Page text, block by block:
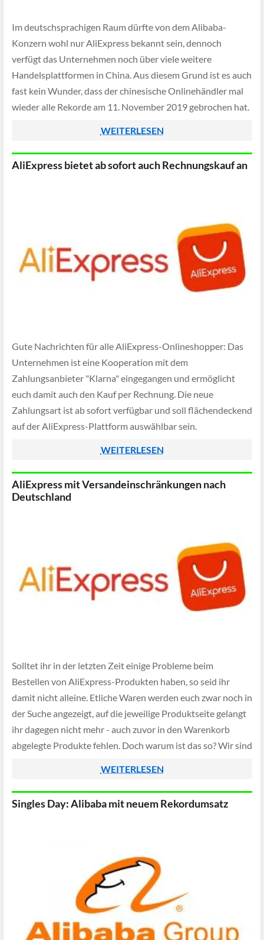
Im deutschsprachigen Raum dürfte von dem Alibaba-
Konzern wohl nur AliExpress bekannt sein, dennoch
verfügt das Unternehmen noch über viele weitere
Handelsplattformen in China. Aus diesem Grund ist es auch
fast kein Wunder, dass der chinesische Onlinehändler mal
wieder alle Rekorde am 11. November 2019 gebrochen hat.
WEITERLESEN
AliExpress bietet ab sofort auch Rechnungskauf an
Gute Nachrichten für alle AliExpress-Onlineshopper: Das
Unternehmen ist eine Kooperation mit dem
Zahlungsanbieter "Klarna" eingegangen und ermöglicht
euch damit auch den Kauf per Rechnung. Die neue
Zahlungsart ist ab sofort verfügbar und soll flächendeckend
auf der AliExpress-Plattform auswählbar sein.
WEITERLESEN
AliExpress mit Versandeinschränkungen nach
Deutschland
Solltet ihr in der letzten Zeit einige Probleme beim
Bestellen von AliExpress-Produkten haben, so seid ihr
damit nicht alleine. Etliche Waren werden euch zwar noch in
der Suche angezeigt, auf die jeweilige Produktseite gelangt
ihr dagegen nicht mehr - auch zuvor in den Warenkorb
abgelegte Produkte fehlen. Doch warum ist das so? Wir sind
WEITERLESEN
Singles Day: Alibaba mit neuem Rekordumsatz